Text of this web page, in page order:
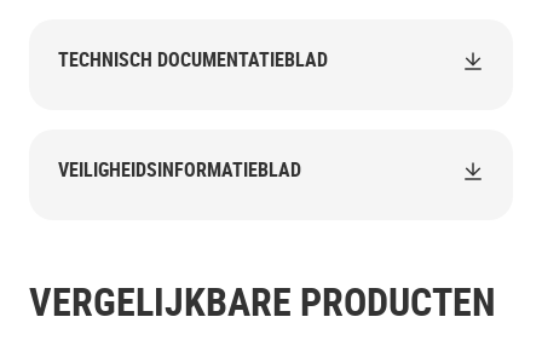
TECHNISCH DOCUMENTATIEBLAD
VEILIGHEIDSINFORMATIEBLAD
VERGELIJKBARE PRODUCTEN